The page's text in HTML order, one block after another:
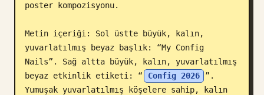
poster kompozisyonu.
Metin içeriği: Sol üstte büyük, kalın,
yuvarlatılmış beyaz başlık: “My Config
Nails”. Sağ altta büyük, kalın, yuvarlatılmış
beyaz etkinlik etiketi: “
Config 2026
”.
Yumuşak yuvarlatılmış köşelere sahip, kalın